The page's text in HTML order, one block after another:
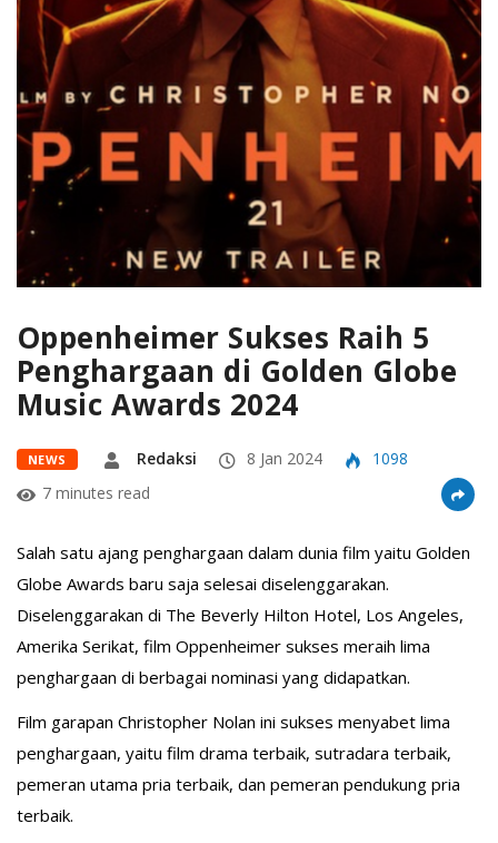
Oppenheimer Sukses Raih 5
Penghargaan di Golden Globe
Music Awards 2024
NEWS Redaksi 8 Jan 2024
1098
7 minutes read
Salah satu ajang penghargaan dalam dunia film yaitu Golden
Globe Awards baru saja selesai diselenggarakan.
Diselenggarakan di The Beverly Hilton Hotel, Los Angeles,
Amerika Serikat, film Oppenheimer sukses meraih lima
penghargaan di berbagai nominasi yang didapatkan.
Film garapan Christopher Nolan ini sukses menyabet lima
penghargaan, yaitu film drama terbaik, sutradara terbaik,
pemeran utama pria terbaik, dan pemeran pendukung pria
terbaik.